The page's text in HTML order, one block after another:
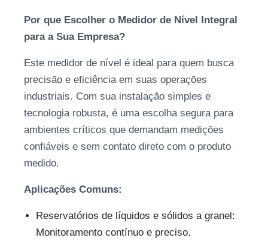
Por que Escolher o Medidor de Nível Integral
para a Sua Empresa?
Este medidor de nível é ideal para quem busca
precisão e eficiência em suas operações
industriais. Com sua instalação simples e
tecnologia robusta, é uma escolha segura para
ambientes críticos que demandam medições
confiáveis e sem contato direto com o produto
medido.
Aplicações Comuns:
Reservatórios de líquidos e sólidos a granel:
Monitoramento contínuo e preciso.